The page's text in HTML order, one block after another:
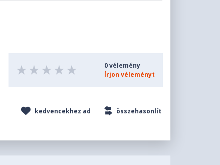
0 vélemény
Írjon véleményt
kedvencekhez ad összehasonlít